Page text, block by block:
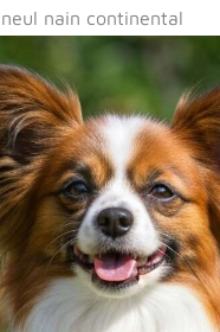
nain continental